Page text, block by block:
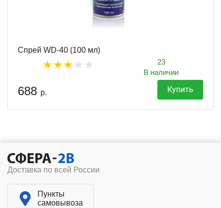
Спрей WD-40 (100 мл)
23
В наличии
688 р. Купить
Доставка по всей России
Пункты
самовывоза